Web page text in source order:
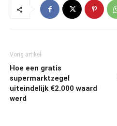
Vorig artikel
Hoe een gratis
supermarktzegel
uiteindelijk €2.000 waard
werd